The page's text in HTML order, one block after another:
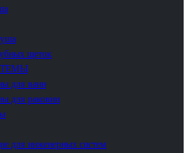
щеток
для ванн
для раковин
для инженерных систем